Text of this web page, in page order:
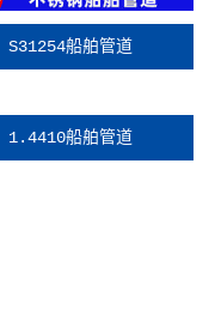
S31254船舶管道
1.4410船舶管道